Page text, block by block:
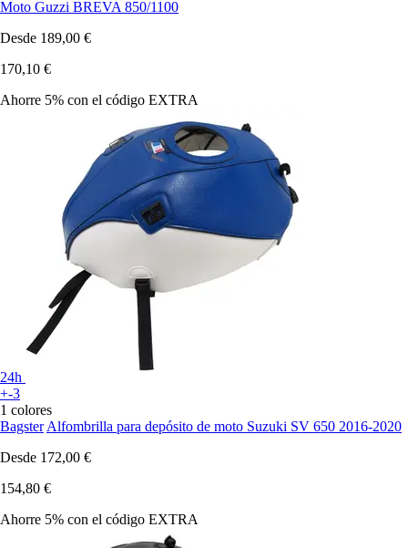
Moto Guzzi BREVA 850/1100
Desde 189,00 €
170,10 €
Ahorre 5% con el código EXTRA
24h
+-3
1 colores
Bagster Alfombrilla para depósito de moto Suzuki SV 650 2016-2020
Desde 172,00 €
154,80 €
Ahorre 5% con el código EXTRA